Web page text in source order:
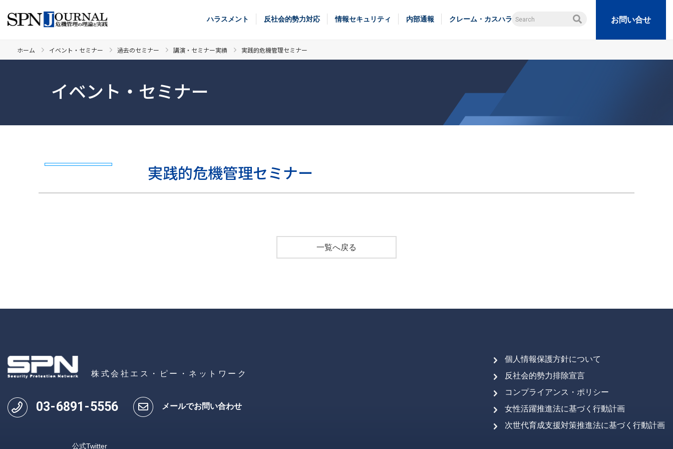
ハラスメント 反社会的勢力対応 情報セキュリティ 内部通報 クレーム・カスハラ お問い合せ
ホーム イベント・セミナー 過去のセミナー 講演・セミナー実績 実践的危機管理セミナー
イベント・セミナー
実践的危機管理セミナー
一覧へ戻る
株式会社エス・ピー・ネットワーク
03-6891 -5556 メールでお問い合わせ
公式Twitter
個人情報保護方針について
反社会的勢力排除宣言
コンプライアンス・ポリシー
女性活躍推進法に基づく行動計画
次世代育成支援対策推進法に基づく行動計画